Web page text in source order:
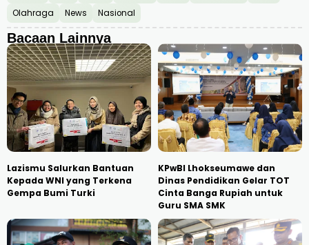
Olahraga
News Nasional
Bacaan Lainnya
Lazismu Salurkan Bantuan
Kepada WNI yang Terkena
Gempa Bumi Turki
KPwBI Lhokseumawe dan
Dinas Pendidikan Gelar TOT
Cinta Banga Rupiah untuk
Guru SMA SMK